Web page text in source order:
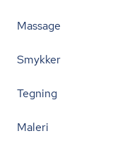
Massage
Smykker
Tegning
Maleri